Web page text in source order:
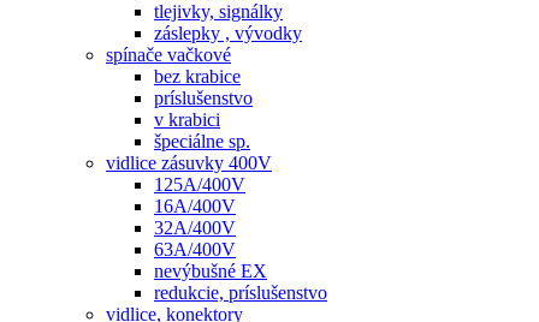
tlejivky, signálky
záslepky , vývodky
spínače vačkové
bez krabice
príslušenstvo
v krabici
špeciálne sp.
vidlice zásuvky 400V
125A/400V
16A/400V
32A/400V
63A/400V
nevýbušné EX
redukcie, príslušenstvo
vidlice, konektory